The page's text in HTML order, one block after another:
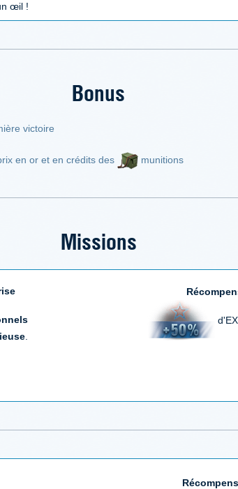
œil !
Bonus
victoire
en or et en crédits des munitions
Missions
.